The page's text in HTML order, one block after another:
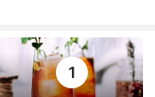
1